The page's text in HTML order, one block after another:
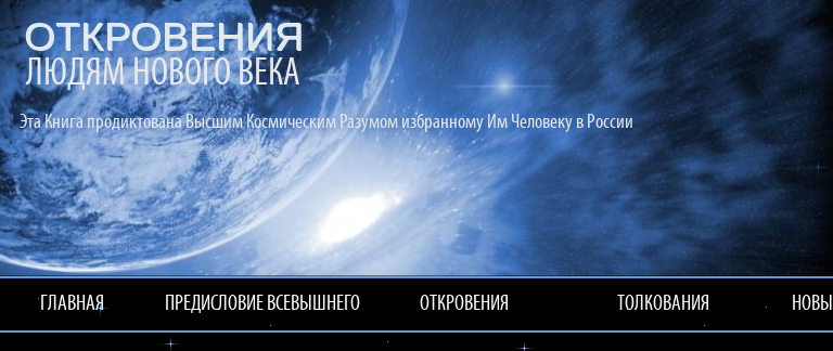
ОТКРОВЕНИЯ
ЛЮДЯМ НОВОГО ВЕКА
Эта Книга продиктована Высшим Космическим Разумом избранному Им Человеку в России
ГЛАВНАЯ ПРЕДИСЛОВИЕ ВСЕВЫШНЕГО ОТКРОВЕНИЯ ТОЛКОВАНИЯ